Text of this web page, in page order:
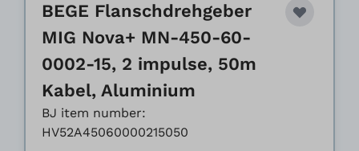
BEGE Flanschdrehgeber
MIG Nova+ MN-450-60-
0002-15, 2 impulse, 50m
Kabel, Aluminium
BJ item number:
HV52A45060000215050